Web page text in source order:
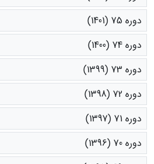
دوره 75 (1401)
دوره 74 (1400)
دوره 73 (1399)
دوره 72 (1398)
دوره 71 (1397)
دوره 70 (1396)